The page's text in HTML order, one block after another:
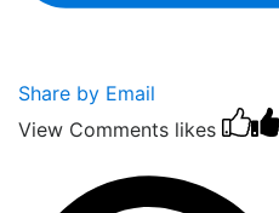
Share by Email
View Comments likes